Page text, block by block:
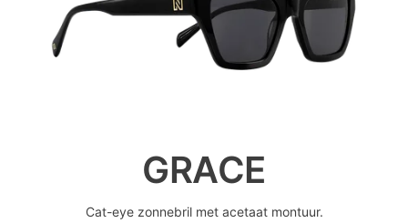
GRACE
Cat-eye zonnebril met acetaat montuur.